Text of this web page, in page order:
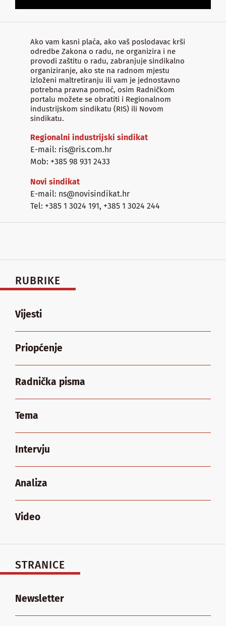
Ako vam kasni plaća, ako vaš poslodavac krši
odredbe Zakona o radu, ne organizira i ne
provodi zaštitu o radu, zabranjuje sindikalno
organiziranje, ako ste na radnom mjestu
izloženi maltretiranju ili vam je jednostavno
potrebna pravna pomoć, osim Radničkom
portalu možete se obratiti i Regionalnom
industrijskom sindikatu (RIS) ili Novom
sindikatu.
Regionalni industrijski sindikat
E-mail: ris@ris.com.hr
Mob: +385 98 931 2433
Novi sindikat
E-mail: ns@novisindikat.hr
Tel: +385 1 3024 191, +385 1 3024 244
RUBRIKE
Vijesti
Priopćenje
Radnička pisma
Tema
Intervju
Analiza
Video
STRANICE
Newsletter